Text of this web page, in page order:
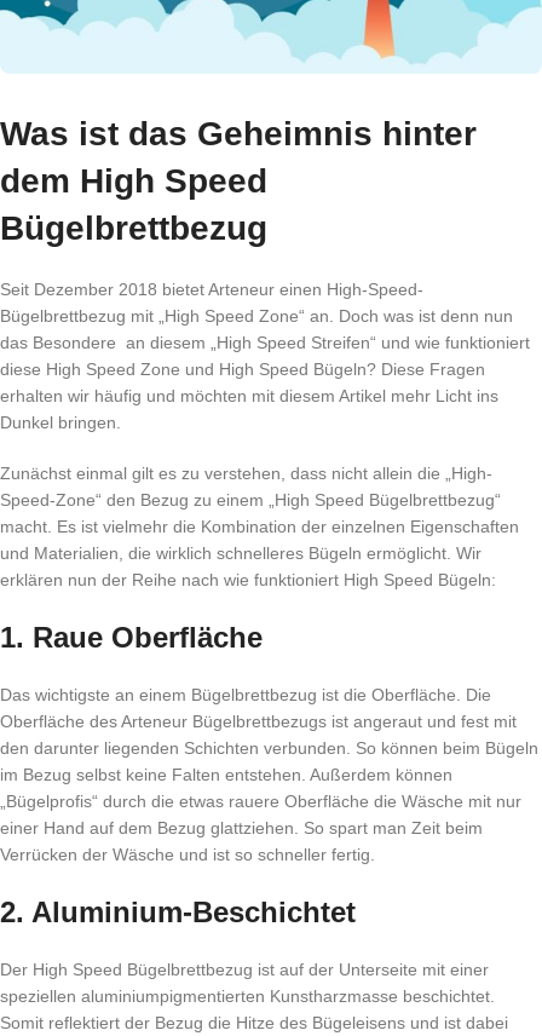
Was ist das Geheimnis hinter
dem High Speed
Bügelbrettbezug
Seit Dezember 2018 bietet Arteneur einen High-Speed-
Bügelbrettbezug mit „High Speed Zone“ an. Doch was ist denn nun
das Besondere an diesem „High Speed Streifen“ und wie funktioniert
diese High Speed Zone und High Speed Bügeln? Diese Fragen
erhalten wir häufig und möchten mit diesem Artikel mehr Licht ins
Dunkel bringen.
Zunächst einmal gilt es zu verstehen, dass nicht allein die „High-
Speed-Zone“ den Bezug zu einem „High Speed Bügelbrettbezug“
macht. Es ist vielmehr die Kombination der einzelnen Eigenschaften
und Materialien, die wirklich schnelleres Bügeln ermöglicht. Wir
erklären nun der Reihe nach wie funktioniert High Speed Bügeln:
1. Raue Oberfläche
Das wichtigste an einem Bügelbrettbezug ist die Oberfläche. Die
Oberfläche des Arteneur Bügelbrettbezugs ist angeraut und fest mit
den darunter liegenden Schichten verbunden. So können beim Bügeln
im Bezug selbst keine Falten entstehen. Außerdem können
„Bügelprofis“ durch die etwas rauere Oberfläche die Wäsche mit nur
einer Hand auf dem Bezug glattziehen. So spart man Zeit beim
Verrücken der Wäsche und ist so schneller fertig.
2. Aluminium-Beschichtet
Der High Speed Bügelbrettbezug ist auf der Unterseite mit einer
speziellen aluminiumpigmentierten Kunstharzmasse beschichtet.
Somit reflektiert der Bezug die Hitze des Bügeleisens und ist dabei